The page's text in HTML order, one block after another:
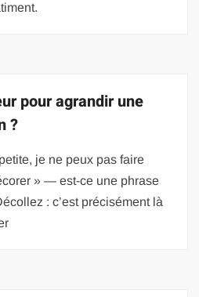
pour agrandir une
?
je ne peux pas faire
» — est-ce une phrase
: c’est précisément là